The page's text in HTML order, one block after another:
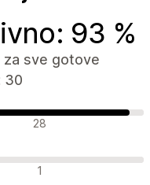
93 %
za sve gotove
30
28
1